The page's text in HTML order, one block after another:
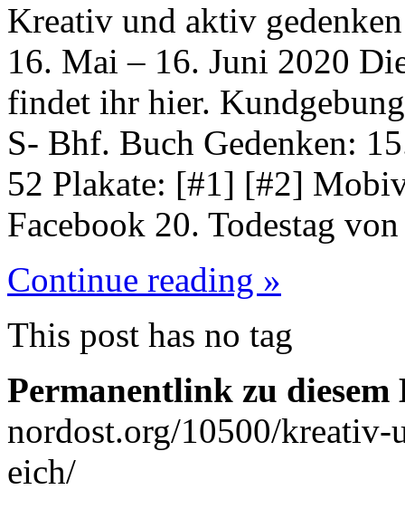
Kreativ und aktiv
16. Mai – 16. Juni 2020
findet ihr hier.
S- Bhf. Buch Gedenken:
52 Plakate: [#1] [#2]
Facebook 20. Todestag
Continue reading »
This post has no tag
Permanentlink zu
nordost.org/10500/kreativ-
eich/